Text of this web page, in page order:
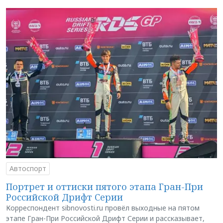
Автоспорт
Портрет и оттиски пятого этапа Гран-При
Российской Дрифт Серии
Корреспондент sibnovosti.ru провёл выходные на пятом
этапе Гран-При Российской Дрифт Серии и рассказывает,